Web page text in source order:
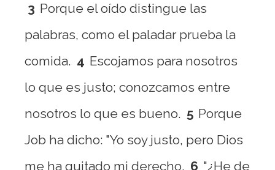
3 Porque el oído distingue las
palabras, como el paladar prueba la
comida. 4 Escojamos para nosotros
lo que es justo; conozcamos entre
nosotros lo que es bueno. 5 Porque
Job ha dicho: "Yo soy justo, pero Dios
me ha quitado mi derecho. 6 "¿He de